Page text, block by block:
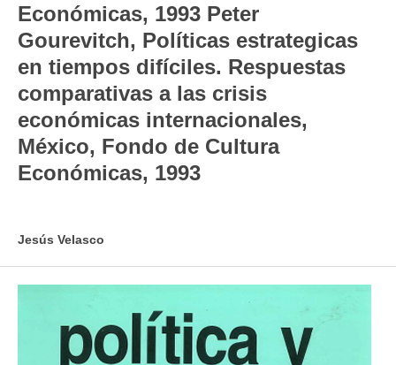
Económicas, 1993 Peter
Gourevitch, Políticas estrategicas
en tiempos difíciles. Respuestas
comparativas a las crisis
económicas internacionales,
México, Fondo de Cultura
Económicas, 1993
Jesús Velasco